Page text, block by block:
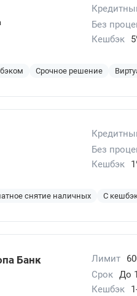
Без
Кешбэк
Срочное решение
Без
Кешбэк
снятие наличных С
Банк Лимит
Срок До
Кешбэк